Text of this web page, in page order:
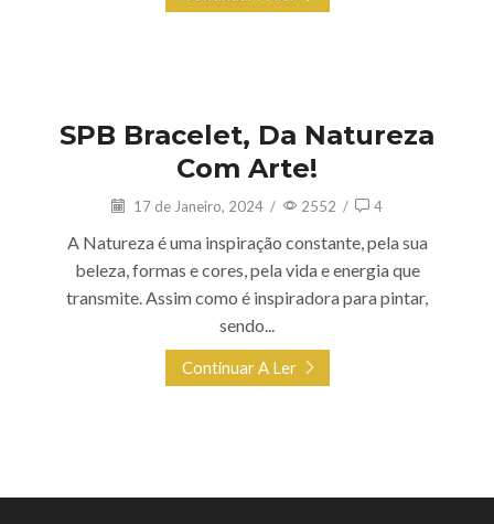
ArteSPB Bracelet, Da Natureza
Com Arte!
17 de Janeiro, 2024 / 2552 / 4
A Natureza é uma inspiração constante, pela sua
beleza, formas e cores, pela vida e energia que
transmite. Assim como é inspiradora para pintar,
sendo...
Continuar A Ler